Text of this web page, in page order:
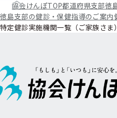
協会けんぽTOP都道府県支部徳
徳島支部の健診・保健指導のご案内
特定健診実施機関一覧（ご家族さま）